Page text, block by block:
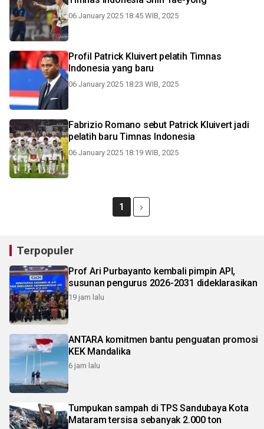
06 January 2025 18:45 WIB, 2025
Profil Patrick Kluivert pelatih Timnas
Indonesia yang baru
06 January 2025 18:23 WIB, 2025
Fabrizio Romano sebut Patrick Kluivert jadi
pelatih baru Timnas Indonesia
06 January 2025 18:19 WIB, 2025
1
Terpopuler
Prof Ari Purbayanto kembali pimpin API,
susunan pengurus 2026-2031 dideklarasikan
19 jam lalu
ANTARA komitmen bantu penguatan promosi
KEK Mandalika
6 jam lalu
Tumpukan sampah di TPS Sandubaya Kota
Mataram tersisa sebanyak 2.000 ton